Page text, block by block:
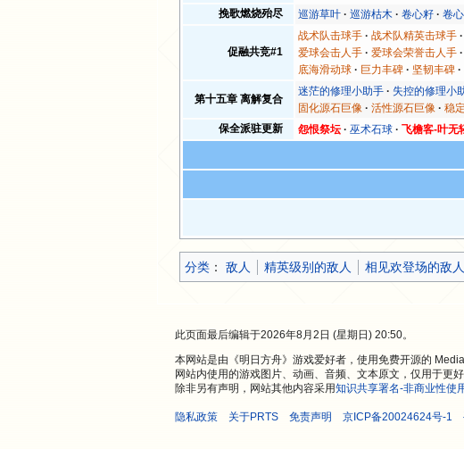
挽歌燃烧殆尽
巡游草叶 巡游枯木 卷心籽 卷
促融共竞#1
战术队击球手 战术队精英击球手
爱球会击人手
爱球会荣誉击人手
底海滑动球
巨力丰碑 坚韧丰碑
第十五章 离解复合
迷茫的修理小助手 失控的修理小
固化源石巨像
活性源石巨像 稳
保全派驻更新
怨恨祭坛 巫术石球 飞檐客-叶无
分类 ：​ 敌人 精英级别的敌人 相见欢登场的敌人
此页面最后编辑于2026年8月2日 (星期日) 20:50。
本网站是由《明日方舟》游戏爱好者，使用免费开源的
网站内使用的游戏图片、动画、音频、文本原文，仅用于更
除非另有声明，网站其他内容采用知识共享署名-非商业性使
隐私政策 关于PRTS 免责声明 京ICP备20024624号-1